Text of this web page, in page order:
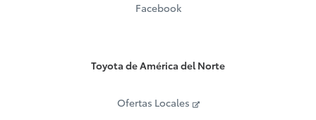
Facebook
Toyota de América del Norte
Ofertas Locales